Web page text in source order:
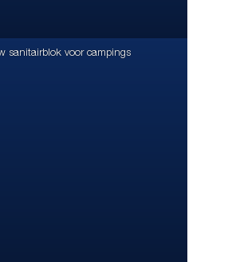
sanitairblok voor campings